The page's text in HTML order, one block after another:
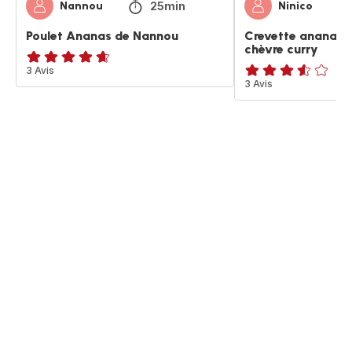
Nannou 25min
Poulet Ananas de Nannou
ratings.4.6
3 Avis
Ninico
Crevette ananas
chèvre curry
ratings.3.5
3 Avis